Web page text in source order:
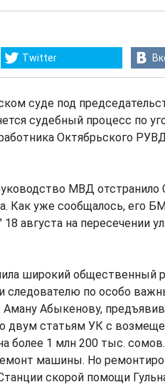
Twitter
суде под
судебный процесс по
Октябрьского
МВД
Как уже сообщалось, его
августа на пересечении
широкий общественный
следователю по особо
Аману Абыкенову,
двум статьям УК с
более 1 млн 200 тыс.
машины. Но
скорой помощи